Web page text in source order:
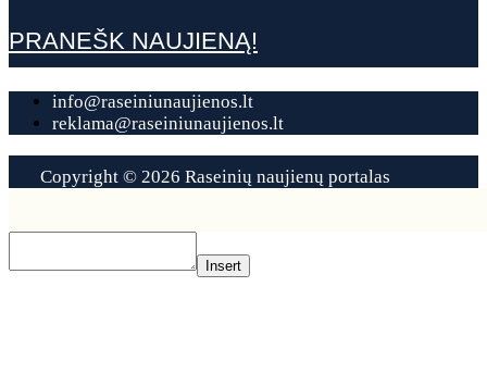
PRANEŠK NAUJIENĄ!
info@raseiniunaujienos.lt
reklama@raseiniunaujienos.lt
Copyright © 2026 Raseinių naujienų portalas
Contact
Insert